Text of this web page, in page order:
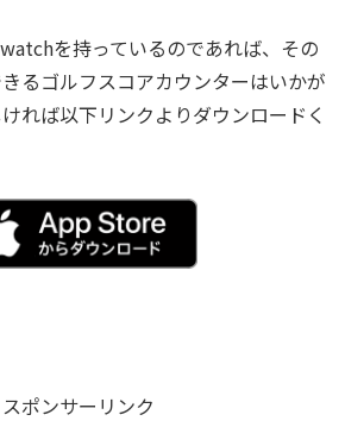
を持っているのであれば、その
るゴルフスコアカウンターはいかが
れば以下リンクよりダウンロードく
スポンサーリンク